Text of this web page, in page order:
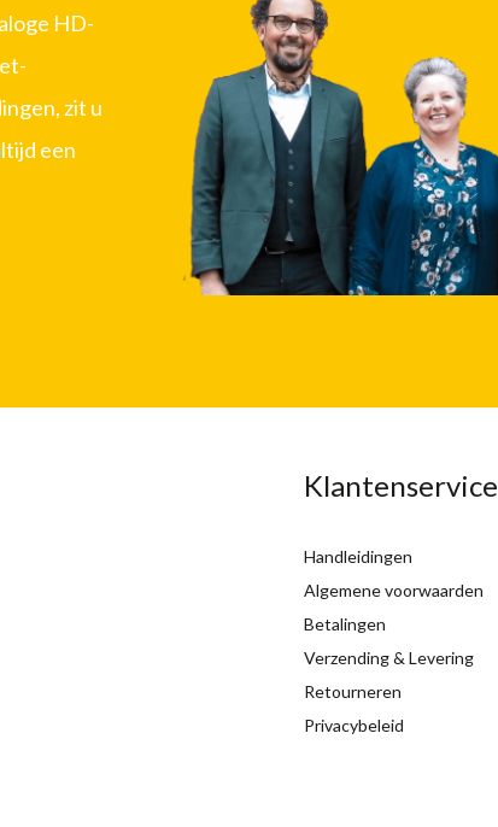
HD-
zit u
een
Klantenservice
Handleidingen
Algemene voorwaarden
Betalingen
Verzending & Levering
Retourneren
Privacybeleid